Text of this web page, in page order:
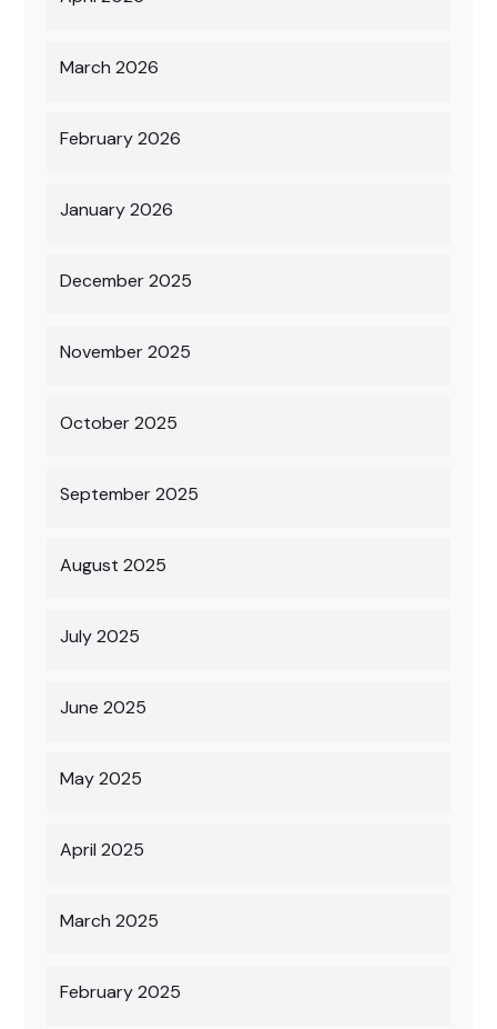
March 2026
February 2026
January 2026
December 2025
November 2025
October 2025
September 2025
August 2025
July 2025
June 2025
May 2025
April 2025
March 2025
February 2025